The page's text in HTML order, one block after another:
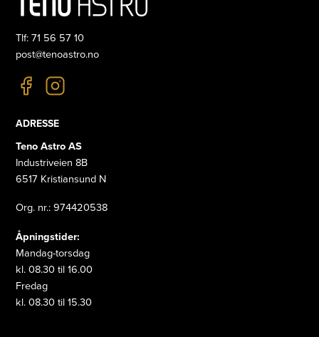
Tlf: 71 56 57 10
post@tenoastro.no
ADRESSE
Teno Astro AS
Industriveien 8B
6517 Kristiansund N
Org. nr.: 974420538
Åpningstider:
Mandag-torsdag
kl. 08.30 til 16.00
Fredag
kl. 08.30 til 15.30